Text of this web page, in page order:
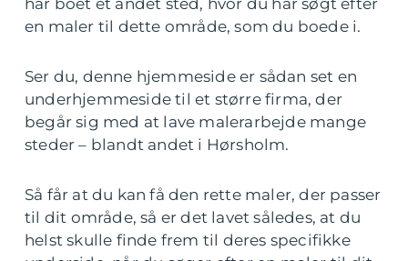
har boet et andet sted, hvor du har søgt efter
en maler til dette område, som du boede i.
Ser du, denne hjemmeside er sådan set en
underhjemmeside til et større firma, der
begår sig med at lave malerarbejde mange
steder – blandt andet i Hørsholm.
Så får at du kan få den rette maler, der passer
til dit område, så er det lavet således, at du
helst skulle finde frem til deres specifikke